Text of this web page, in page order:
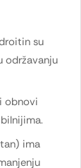
su
održavanju
obnovi
ima